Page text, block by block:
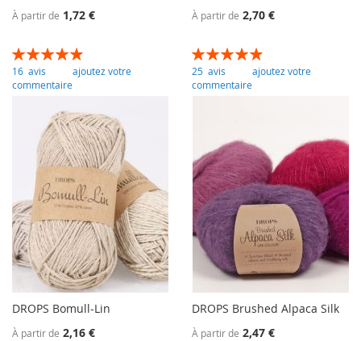
À partir de 1,72 €
Évaluation:
99
% of100
16 avis
ajoutez votre
commentaire
À partir de 2,70 €
Évaluation:
98
% of100
25 avis
ajoutez votre
commentaire
DROPS Bomull-Lin
À partir de 2,16 €
DROPS Brushed Alpaca Silk
À partir de 2,47 €